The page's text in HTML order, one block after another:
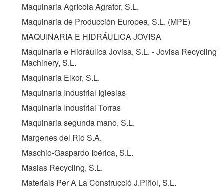
Maquinaria Agrícola Agrator, S.L.
Maquinaria de Producción Europea, S.L. (MPE)
MAQUINARIA E HIDRÁULICA JOVISA
Maquinaria e Hidráulica Jovisa, S.L. - Jovisa Recycling
Machinery, S.L.
Maquinaria Elkor, S.L.
Maquinaria Industrial Iglesias
Maquinaria Industrial Torras
Maquinaria segunda mano, S.L.
Margenes del Rio S.A.
Maschio-Gaspardo Ibérica, S.L.
Masias Recycling, S.L.
Materials Per A La Construcció J.Piñol, S.L.